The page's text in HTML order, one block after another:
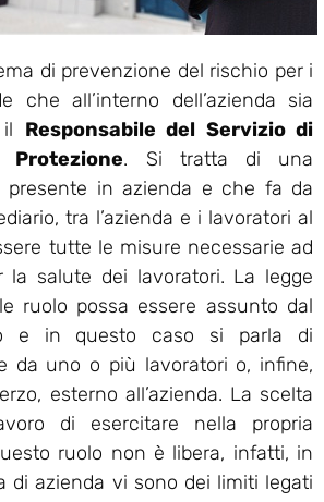
di prevenzione del rischio per i
che all’interno dell’azienda sia
Responsabile del Servizio di
Protezione. Si tratta di una
presente in azienda e che fa da
tra l’azienda e i lavoratori al
tutte le misure necessarie ad
la salute dei lavoratori. La legge
ruolo possa essere assunto dal
e in questo caso si parla di
da uno o più lavoratori o, infine,
esterno all’azienda. La scelta
di esercitare nella propria
ruolo non è libera, infatti, in
di azienda vi sono dei limiti legati